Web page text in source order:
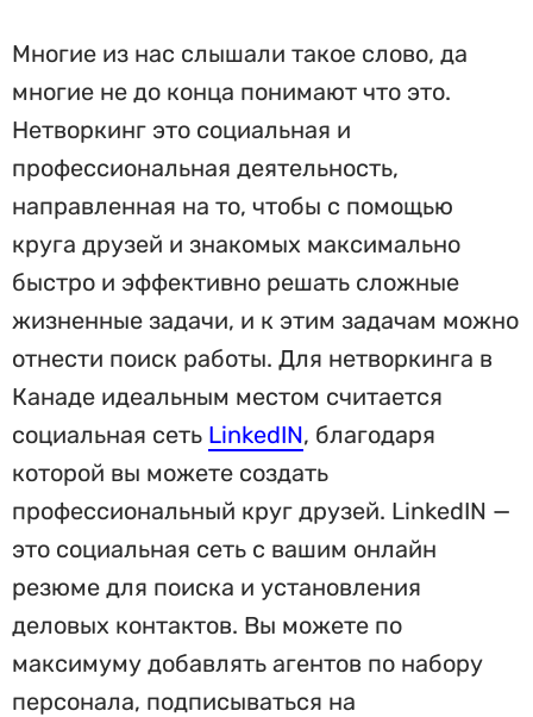
Многие из нас слышали такое слово, да
многие не до конца понимают что это.
Нетворкинг это социальная и
профессиональная деятельность,
направленная на то, чтобы с помощью
круга друзей и знакомых максимально
быстро и эффективно решать сложные
жизненные задачи, и к этим задачам можно
отнести поиск работы. Для нетворкинга в
Канаде идеальным местом считается
социальная сеть LinkedIN, благодаря
которой вы можете создать
профессиональный круг друзей. LinkedIN —
это социальная сеть с вашим онлайн
резюме для поиска и установления
деловых контактов. Вы можете по
максимуму добавлять агентов по набору
персонала, подписываться на